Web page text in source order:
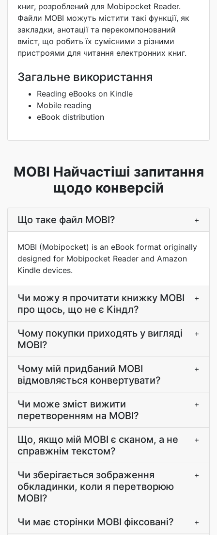
книг, розроблений для Mobipocket Reader.
Файли MOBI можуть містити такі функції, як
закладки, анотації та перекомпонований
вміст, що робить їх сумісними з різними
пристроями для читання електронних книг.
Загальне використання
Reading eBooks on Kindle
Mobile reading
eBook distribution
MOBI Найчастіші запитання
щодо конверсій
Що таке файл MOBI? +
MOBI (Mobipocket) is an eBook format originally
designed for Mobipocket Reader and Amazon
Kindle devices.
Чи можу я прочитати книжку MOBI
про щось, що не є Кіндл?
+
Чому покупки приходять у вигляді
MOBI?
+
Чому мій придбаний MOBI
відмовляється конвертувати?
+
Чи може зміст вижити
перетворенням на MOBI?
+
Що, якщо мій MOBI є сканом, а не
справжнім текстом?
+
Чи зберігається зображення
обкладинки, коли я перетворюю
MOBI?
+
Чи має сторінки MOBI фіксовані? +